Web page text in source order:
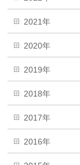
2021年
2020年
2019年
2018年
2017年
2016年